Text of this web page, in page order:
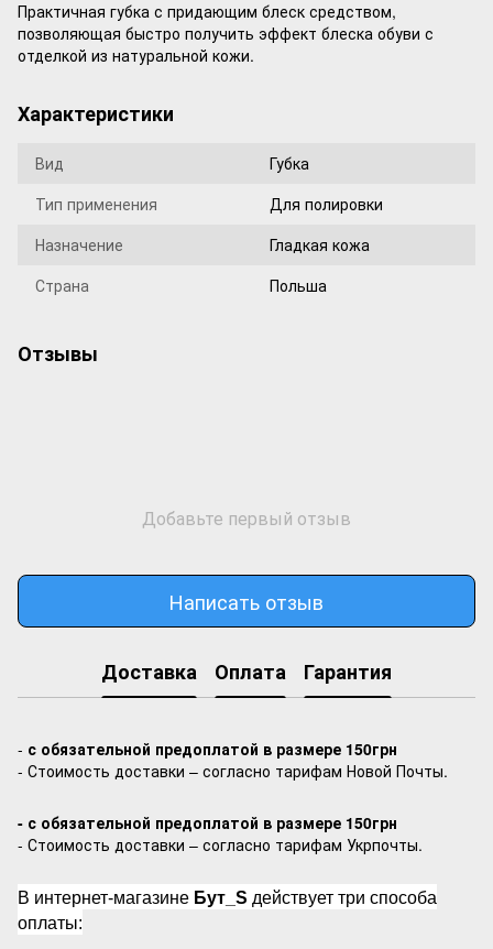
Практичная губка с придающим блеск средством,
позволяющая быстро получить эффект блеска обуви с
отделкой из натуральной кожи.
Характеристики
Вид
Губка
Тип применения
Для полировки
Назначение
Гладкая кожа
Страна
Польша
Отзывы
Добавьте первый отзыв
Написать отзыв
Доставка Оплата Гарантия
- с обязательной предоплатой в размере 150грн
- Стоимость доставки – согласно тарифам Новой Почты.
- с обязательной предоплатой в размере 150грн
- Стоимость доставки – согласно тарифам Укрпочты.
В интернет-магазине Бут_S действует три способа
оплаты: